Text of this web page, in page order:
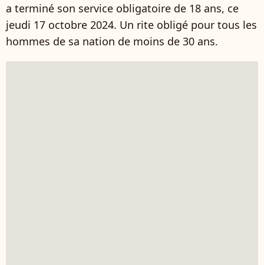
a terminé son service obligatoire de 18 ans, ce
jeudi 17 octobre 2024. Un rite obligé pour tous les
hommes de sa nation de moins de 30 ans.